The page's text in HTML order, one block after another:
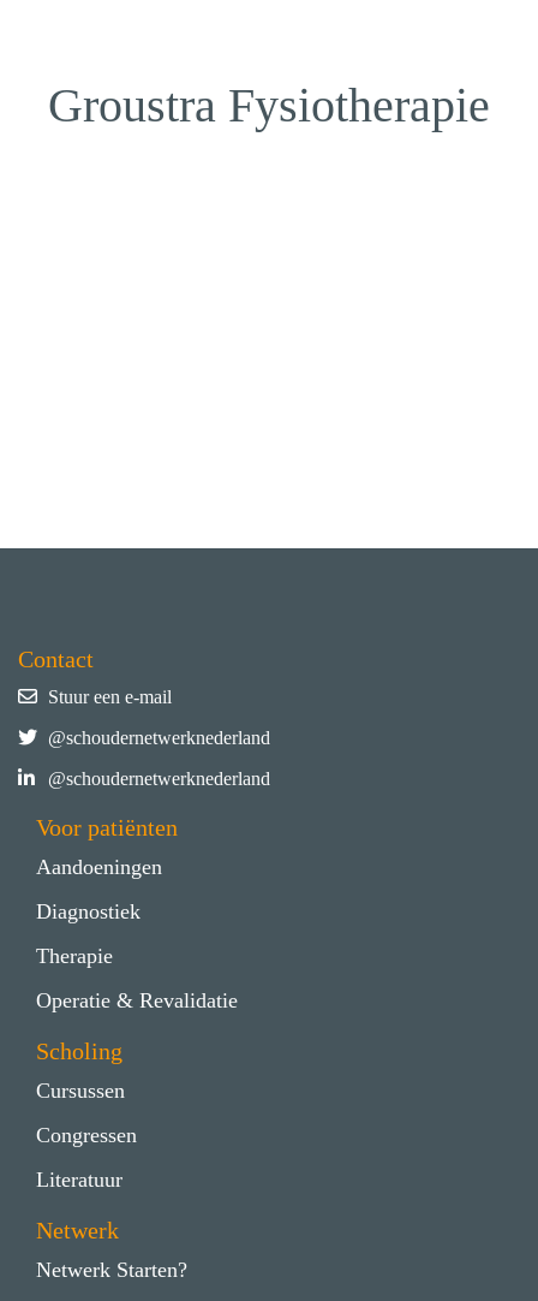
Groustra Fysiotherapie
Contact
Stuur een e-mail
@schoudernetwerknederland
@schoudernetwerknederland
Voor patiënten
Aandoeningen
Diagnostiek
Therapie
Operatie & Revalidatie
Scholing
Cursussen
Congressen
Literatuur
Netwerk
Netwerk Starten?